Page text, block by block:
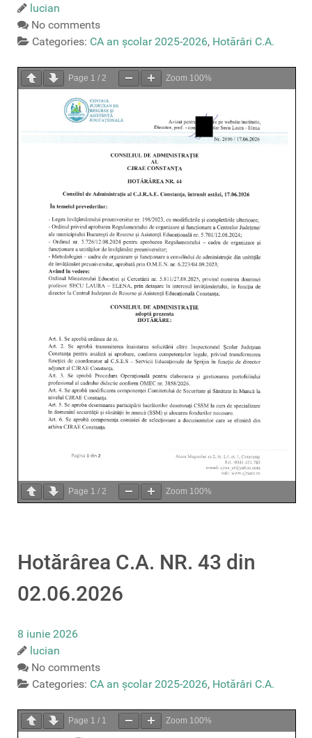
lucian
No comments
Categories: CA an școlar 2025-2026, Hotărâri C.A.
Page 1 / 2 Zoom 100%
Page 1 / 2 Zoom 100%
Hotărârea C.A. NR. 43 din
02.06.2026
8 iunie 2026
lucian
No comments
Categories: CA an școlar 2025-2026, Hotărâri C.A.
Page 1 / 1 Zoom 100%